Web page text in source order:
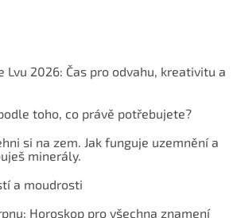
Lvu 2026: Čas pro odvahu, kreativitu a
toho, co právě potřebujete?
si na zem. Jak funguje uzemnění a
minerály.
a moudrosti
Horoskop pro všechna znamení